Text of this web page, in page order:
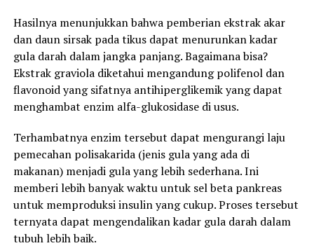
Hasilnya menunjukkan bahwa pemberian ekstrak akar
dan daun sirsak pada tikus dapat menurunkan kadar
gula darah dalam jangka panjang. Bagaimana bisa?
Ekstrak graviola diketahui mengandung polifenol dan
flavonoid yang sifatnya antihiperglikemik yang dapat
menghambat enzim alfa-glukosidase di usus.
Terhambatnya enzim tersebut dapat mengurangi laju
pemecahan polisakarida (jenis gula yang ada di
makanan) menjadi gula yang lebih sederhana. Ini
memberi lebih banyak waktu untuk sel beta pankreas
untuk memproduksi insulin yang cukup. Proses tersebut
ternyata dapat mengendalikan kadar gula darah dalam
tubuh lebih baik.